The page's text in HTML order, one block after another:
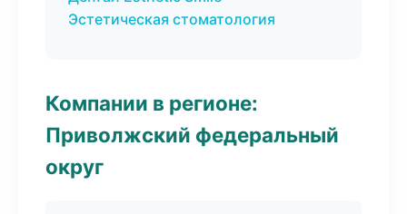
Эстетическая стоматология
Компании в регионе:
Приволжский федеральный
округ